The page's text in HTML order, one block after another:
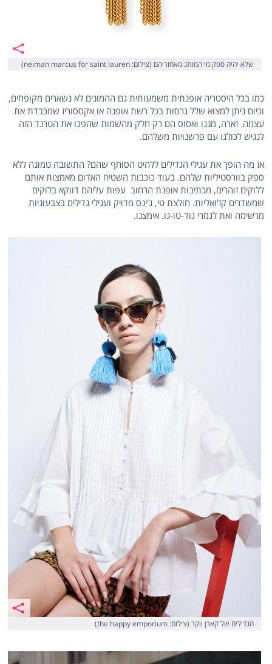
שלא יהיה ספק מי המותג מאחוריהם (צילום: neiman marcus for saint lauren)
כמו בכל היסטריה אופנתית משמעותית גם ההמונים לא נשארים מקופחים,
וכיום ניתן למצוא שלל גרסות בכל רשת אופנה או אקססוריז שמכבדת את
עצמה. זארה, מנגו ואסוס הם רק חלק מהשמות שהפכו את הטרנד הזה
לנגיש לכולנו עם פרשנויות משלהם.
אז מה הופך את עגילי הגדילים ללהיט הסוחף שהם? התשובה טמונה ללא
ספק בוורסטיליות שלהם. בעוד כוכבות השטיח האדום מאמצות אותם
ללוקים זוהרים, מכתיבות אופנת הרחוב עפות עליהם דווקא בלוקים
שמשדרים קז'ואליות. חולצת טי, ג'ינס מדויק ועגילי גדילים בצבעוניות
מרשימה ואת לגמרי גוד-טו-גו. אימצנו.
הגדילים של קארן ווקר (צילום: the happy emporium)